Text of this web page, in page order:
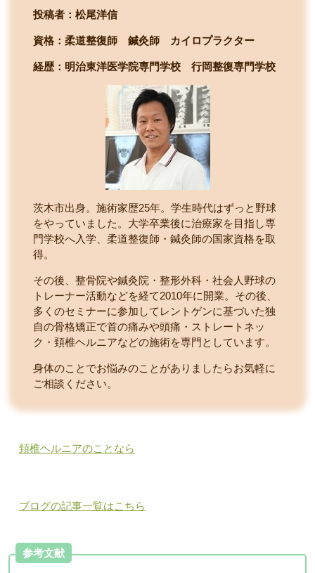
投稿者：松尾洋信
資格：柔道整復師 鍼灸師 カイロプラクター
経歴：明治東洋医学院専門学校 行岡整復専門学校
茨木市出身。施術家歴25年。学生時代はずっと野球
をやっていました。大学卒業後に治療家を目指し専
門学校へ入学、柔道整復師・鍼灸師の国家資格を取
得。
その後、整骨院や鍼灸院・整形外科・社会人野球の
トレーナー活動などを経て2010年に開業。その後、
多くのセミナーに参加してレントゲンに基づいた独
自の骨格矯正で首の痛みや頭痛・ストレートネッ
ク・頚椎ヘルニアなどの施術を専門としています。
身体のことでお悩みのことがありましたらお気軽に
ご相談ください。
頚椎ヘルニアのことなら
ブログの記事一覧はこちら
参考文献